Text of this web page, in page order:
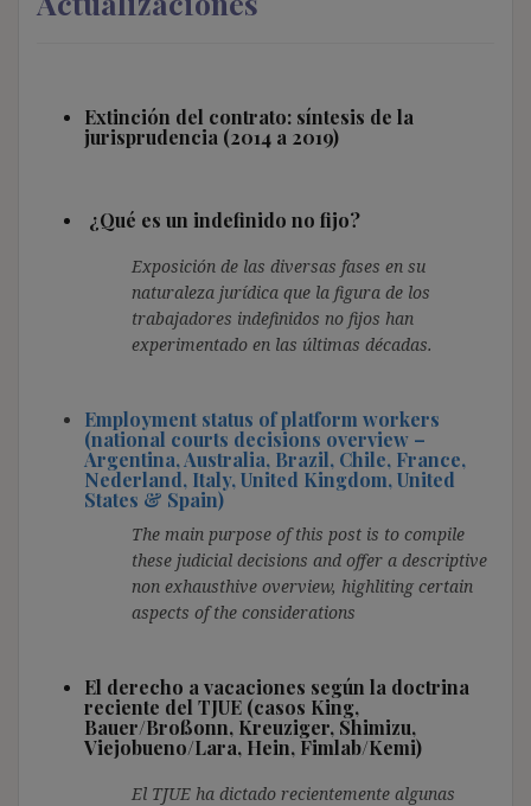
Extinción del contrato: síntesis de la
jurisprudencia (2014 a 2019)
¿Qué es un indefinido no fijo?
Exposición de las diversas fases en su
naturaleza jurídica que la figura de los
trabajadores indefinidos no fijos han
experimentado en las últimas décadas.
Employment status of platform workers
(national courts decisions overview –
Argentina, Australia, Brazil, Chile, France,
Nederland, Italy, United Kingdom, United
States & Spain)
The main purpose of this post is to compile
these judicial decisions and offer a descriptive
non exhausthive overview, highliting certain
aspects of the considerations
El derecho a vacaciones según la doctrina
reciente del TJUE (casos King,
Bauer/Broßonn, Kreuziger, Shimizu,
Viejobueno/Lara, Hein, Fimlab/Kemi)
El TJUE ha dictado recientemente algunas